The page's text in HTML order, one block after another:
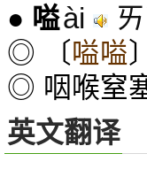
● 嗌ài ㄞ
◎ 〔嗌嗌
◎ 咽喉窒
英文翻译